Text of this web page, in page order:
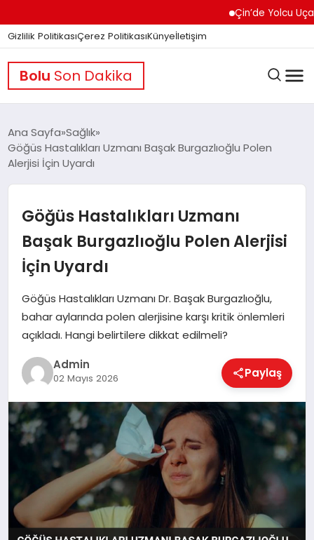
Çin’de Yolcu
Gizlilik PolitikasıÇerez PolitikasıKünyeİletişim
Bolu Son Dakika
GÜNDEM
DÜNYA
EĞITIM
EKONOMI
MAGAZIN
SAĞLIK
TEKNOLOJI
Ana Sayfa Sağlık
Göğüs Hastalıkları Uzmanı Başak Burgazlıoğlu Polen
Alerjisi İçin Uyardı
Göğüs Hastalıkları Uzmanı
Başak Burgazlıoğlu Polen Alerjisi
İçin Uyardı
Göğüs Hastalıkları Uzmanı Dr. Başak Burgazlıoğlu,
bahar aylarında polen alerjisine karşı kritik önlemleri
açıkladı. Hangi belirtilere dikkat edilmeli?
Admin
02 Mayıs 2026 Paylaş